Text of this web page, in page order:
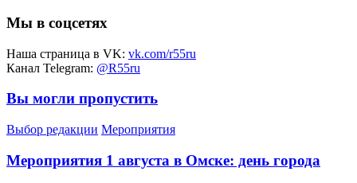
Мы в соцсетях
Наша страница в VK: vk.com/r55ru
Канал Telegram: @R55ru
Вы могли пропустить
Выбор редакции Мероприятия
Мероприятия 1 августа в Омске: день города